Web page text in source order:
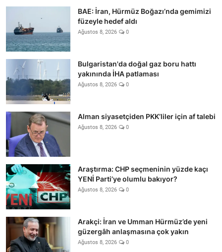
BAE: İran, Hürmüz Boğazı’nda gemimizi
füzeyle hedef aldı
Ağustos 8, 2026 0
Bulgaristan'da doğal gaz boru hattı
yakınında İHA patlaması
Ağustos 8, 2026 0
Alman siyasetçiden PKK’liler için af talebi
Ağustos 8, 2026 0
Araştırma: CHP seçmeninin yüzde kaçı
YENİ Parti’ye olumlu bakıyor?
Ağustos 8, 2026 0
Arakçi: İran ve Umman Hürmüz’de yeni
güzergâh anlaşmasına çok yakın
Ağustos 8, 2026 0